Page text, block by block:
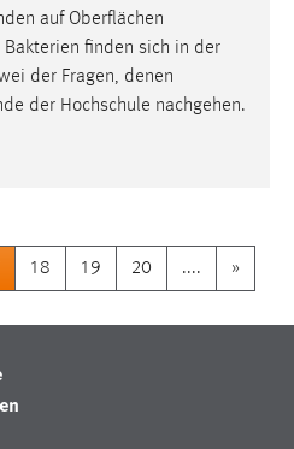
auf Oberflächen
finden sich in der
der Fragen, denen
der Hochschule nachgehen.
18 19 20 .... »